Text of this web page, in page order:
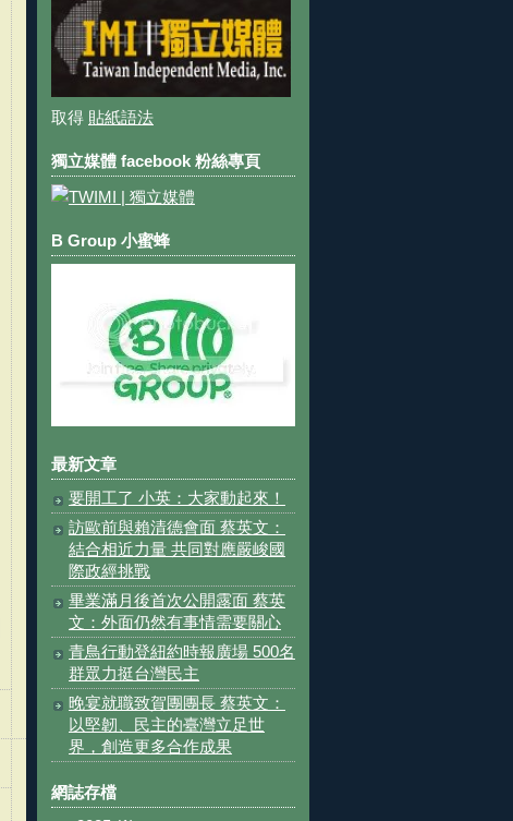
取得 貼紙語法
獨立媒體 facebook 粉絲專頁
B Group 小蜜蜂
最新文章
要開工了 小英：大家動起來！
訪歐前與賴清德會面 蔡英文：
結合相近力量 共同對應嚴峻國
際政經挑戰
畢業滿月後首次公開露面 蔡英
文：外面仍然有事情需要關心
青鳥行動登紐約時報廣場 500名
群眾力挺台灣民主
晚宴就職致賀團團長 蔡英文：
以堅韌、民主的臺灣立足世
界，創造更多合作成果
網誌存檔